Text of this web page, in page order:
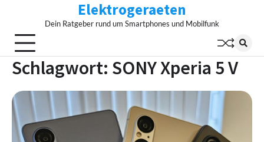
content
Elektrogeraeten
Dein Ratgeber rund um Smartphones und Mobilfunk
Schlagwort: SONY Xperia 5 V